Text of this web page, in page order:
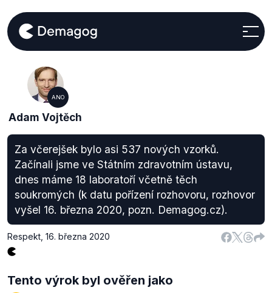
ANO
Adam Vojtěch
Za včerejšek bylo asi 537 nových vzorků.
Začínali jsme ve Státním zdravotním ústavu,
dnes máme 18 laboratoří včetně těch
soukromých (k datu pořízení rozhovoru, rozhovor
vyšel 16. března 2020, pozn. Demagog.cz).
Respekt 16. března 2020
Tento výrok byl ověřen jako